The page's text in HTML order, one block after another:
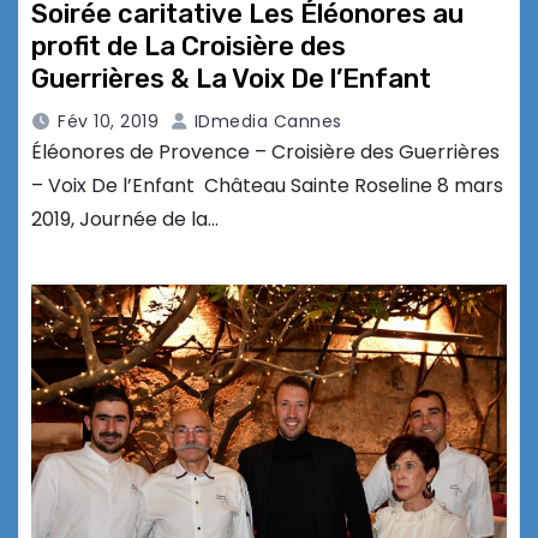
Soirée caritative Les Éléonores au
profit de La Croisière des
Guerrières & La Voix De l’Enfant
Fév 10, 2019 IDmedia Cannes
Éléonores de Provence – Croisière des Guerrières
– Voix De l’Enfant Château Sainte Roseline 8 mars
2019, Journée de la…